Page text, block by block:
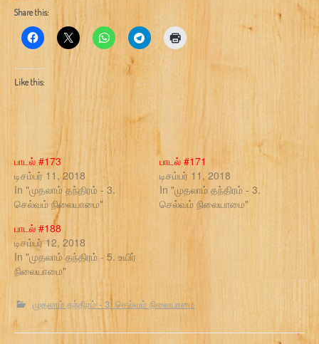
Share this:
Like this:
பாடல் #173
டிசம்பர் 11, 2018
In "முதலாம் தந்திரம் - 3.
செல்வம் நிலையாமை"
பாடல் #171
டிசம்பர் 11, 2018
In "முதலாம் தந்திரம் - 3.
செல்வம் நிலையாமை"
பாடல் #188
டிசம்பர் 12, 2018
In "முதலாம் தந்திரம் - 5. உயிர்
நிலையாமை"
முதலாம் தந்திரம் - 3. செல்வம் நிலையாமை